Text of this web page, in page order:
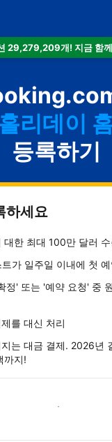
29,279,209개! 지금 함
아파트
호텔
홀리데이
게스트하우스
비앤비
등록하기
하세요
대한 최대 100만 달러
가 일주일 이내에 첫
정' 또는 '예약 요청' 중
를 대신 처리
는 대금 결제. 2026년
까지!
지금 시작하기